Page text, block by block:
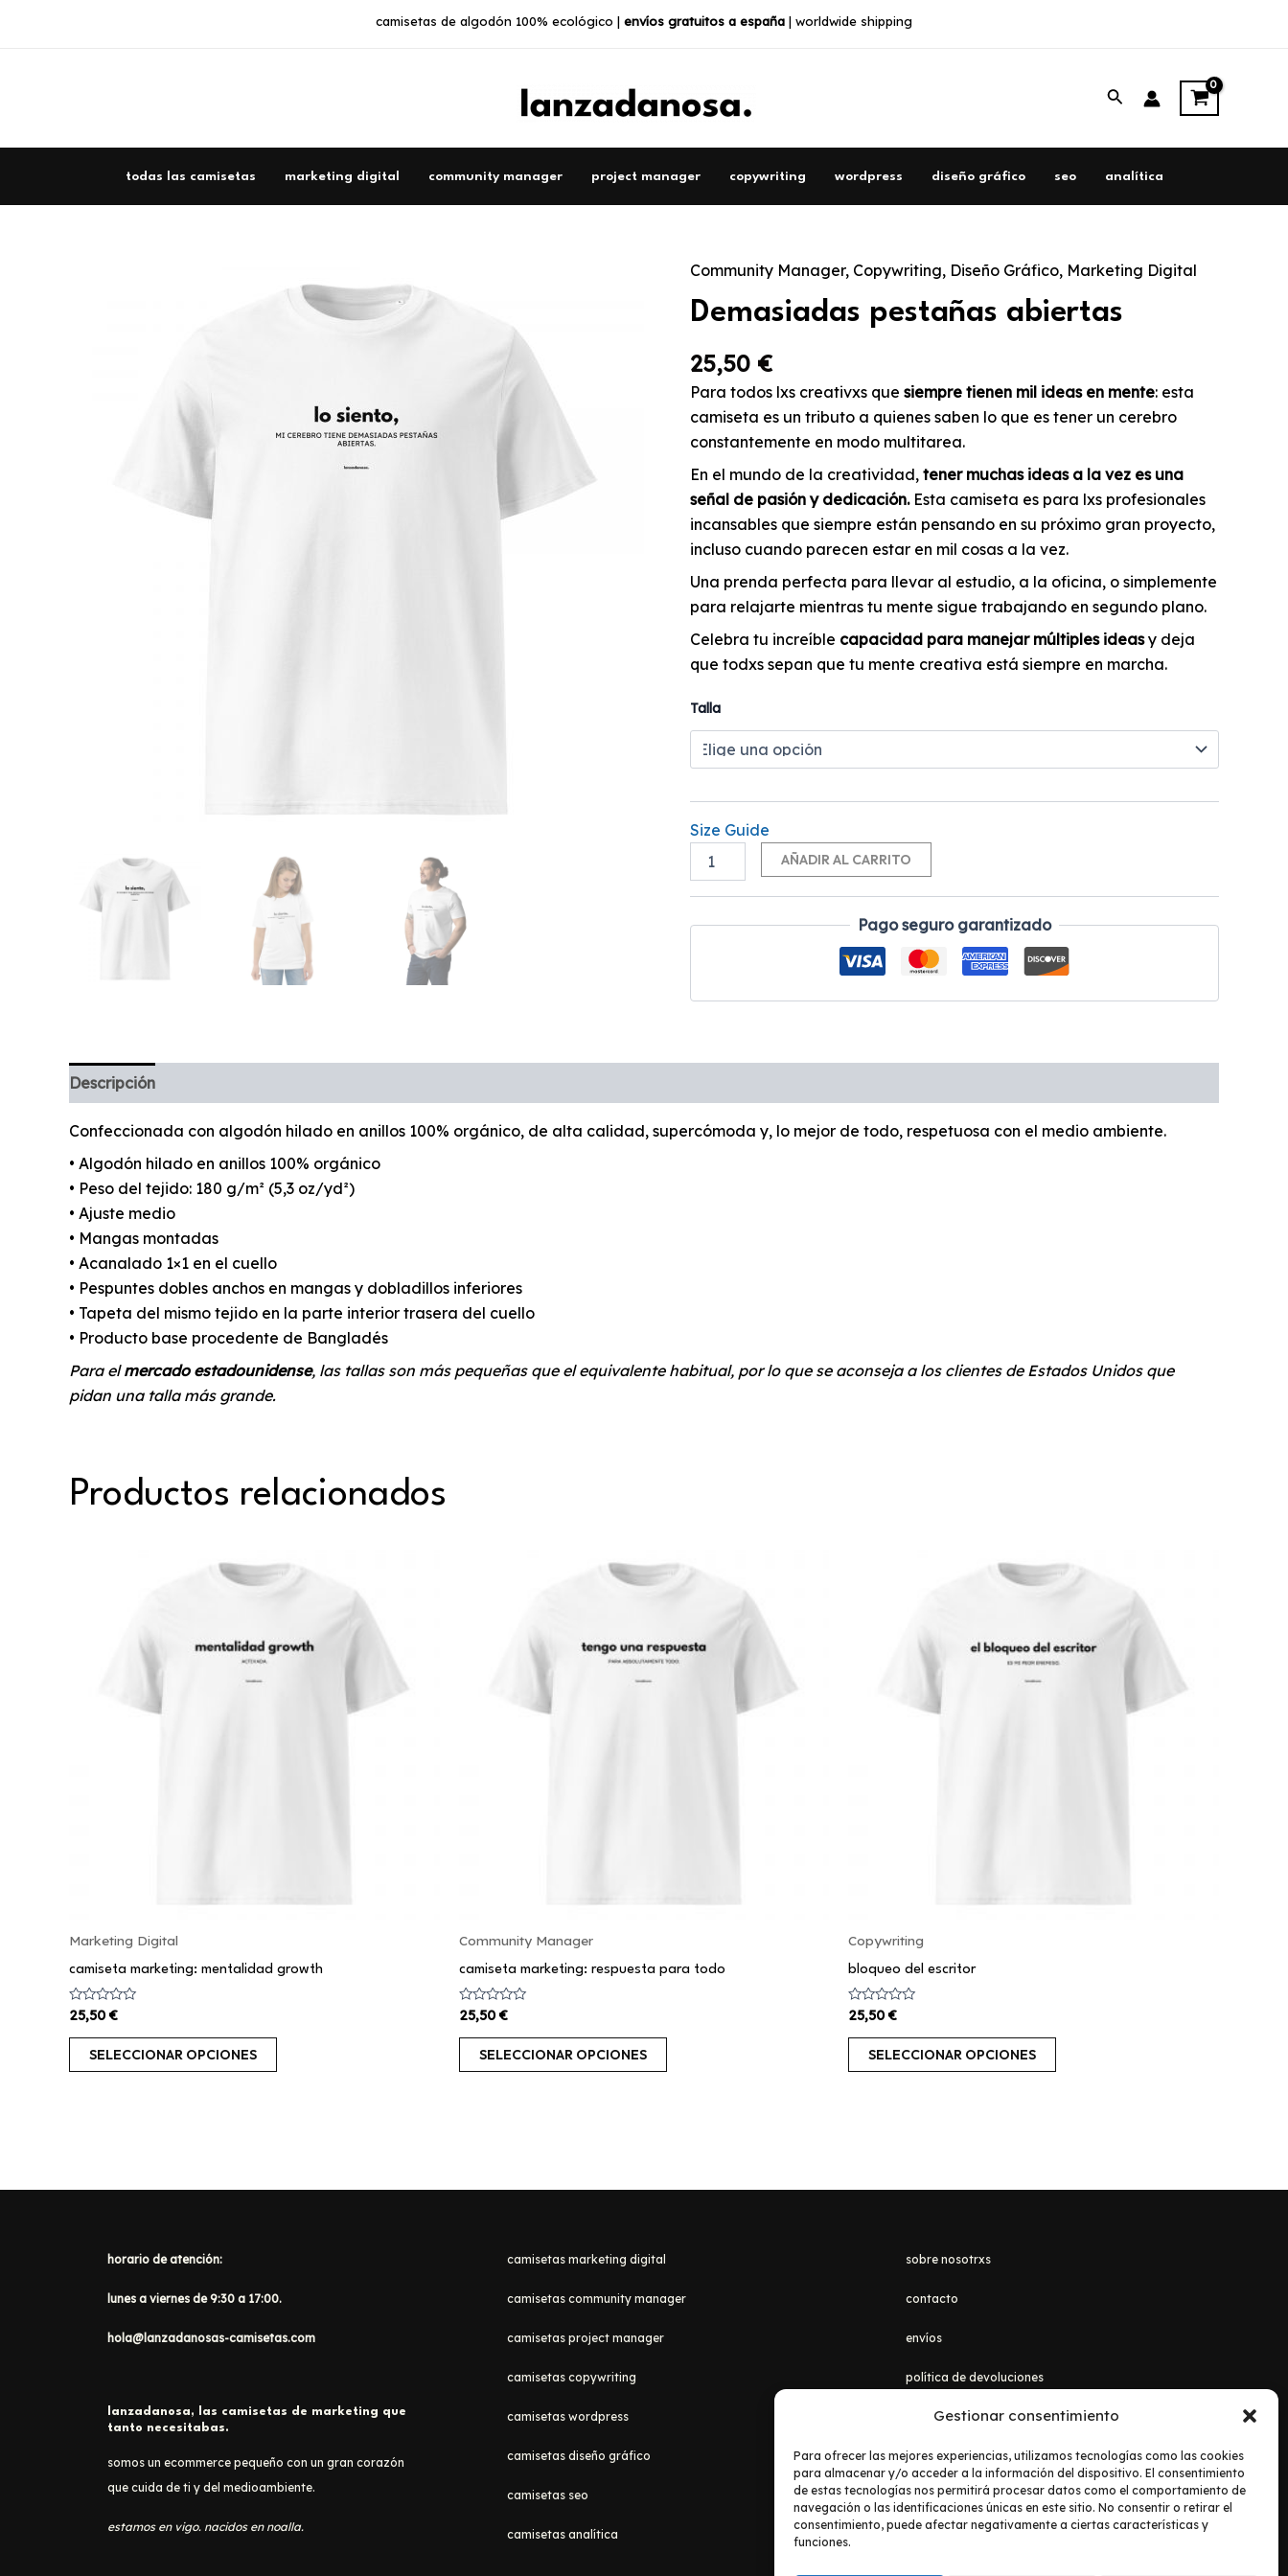
Gestionar consentimiento
Para ofrecer las mejores experiencias, utilizamos tecnologías como las cookies
para almacenar y/o acceder a la información del dispositivo. El consentimiento
de estas tecnologías nos permitirá procesar datos como el comportamiento de
navegación o las identificaciones únicas en este sitio. No consentir o retirar el
consentimiento, puede afectar negativamente a ciertas características y
funciones.
camisetas de algodón 100% ecológico | envíos gratuitos a españa | worldwide shipping
Buscar
todas las camisetas marketing digital community manager project manager copywriting wordpress diseño gráfico seo analítica
Community Manager, Copywriting, Diseño Gráfico, Marketing Digital
Demasiadas pestañas abiertas
25,50 €
Para todos lxs creativxs que siempre tienen mil ideas en mente: esta
camiseta es un tributo a quienes saben lo que es tener un cerebro
constantemente en modo multitarea.
En el mundo de la creatividad, tener muchas ideas a la vez es una
señal de pasión y dedicación.Esta camiseta es para lxs profesionales
incansables que siempre están pensando en su próximo gran proyecto,
incluso cuando parecen estar en mil cosas a la vez.
Una prenda perfecta para llevar al estudio, a la oficina, o simplemente
para relajarte mientras tu mente sigue trabajando en segundo plano.
Celebra tu increíble capacidad para manejar múltiples ideasy deja
que todxs sepan que tu mente creativa está siempre en marcha.
Talla
Size Guide
Demasiadas
abiertas
AÑADIR AL CARRITO
Pago seguro garantizado
Descripción
Confeccionada con algodón hilado en anillos 100% orgánico, de alta calidad, supercómoda y, lo mejor de todo, respetuosa con el medio ambiente.
• Algodón hilado en anillos 100% orgánico
• Peso del tejido: 180 g/m² (5,3 oz/yd²)
• Ajuste medio
• Mangas montadas
• Acanalado 1×1 en el cuello
• Pespuntes dobles anchos en mangas y dobladillos inferiores
• Tapeta del mismo tejido en la parte interior trasera del cuello
• Producto base procedente de Bangladés
Para elmercado estadounidense, las tallas son más pequeñas que el equivalente habitual, por lo que se aconseja a los clientes de Estados Unidos que
pidan una talla más grande.
Productos relacionados
Marketing Digital
camiseta marketing: mentalidad growth
Valorado
con
0
25,50€
SELECCIONAR OPCIONES
Este
múltiples
variantes.
producto
Community Manager
camiseta marketing: respuesta para todo
Valorado
con
0
25,50€
SELECCIONAR OPCIONES
Este
variantes.
producto
Copywriting
bloqueo del escritor
Valorado
con
0
25,50€
SELECCIONAR OPCIONES
Este
variantes.
producto
horario de atención:
lunes a viernes de 9:30 a 17:00.
hola@lanzadanosas-camisetas.com
lanzadanosa, las camisetas de marketing que
tanto necesitabas.
somos un ecommerce pequeño con un gran corazón
que cuida de ti y del medioambiente.
estamos en vigo. nacidos en noalla.
camisetas marketing digital
camisetas community manager
camisetas project manager
camisetas copywriting
camisetas wordpress
camisetas diseño gráfico
camisetas seo
camisetas analítica
sobre nosotrxs
contacto
envíos
política de devoluciones
aviso legal|política de privacidad